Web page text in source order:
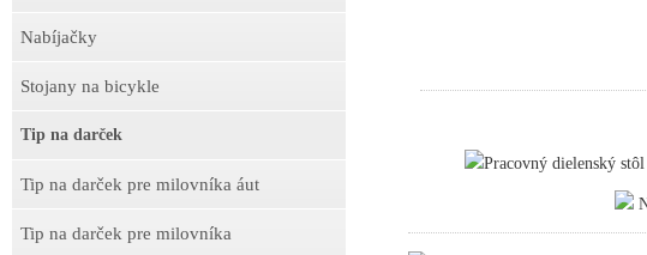
Nabíjačky
Stojany na bicykle
Tip na darček
Tip na darček pre milovníka áut
Tip na darček pre milovníka
Pracovný dielenský